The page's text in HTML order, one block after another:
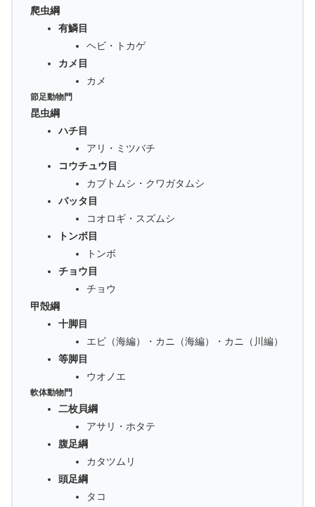
爬虫綱
有鱗目
ヘビ・トカゲ
カメ目
カメ
節足動物門
昆虫綱
ハチ目
アリ・ミツバチ
コウチュウ目
カブトムシ・クワガタムシ
バッタ目
コオロギ・スズムシ
トンボ目
トンボ
チョウ目
チョウ
甲殻綱
十脚目
エビ（海編）・カニ（海編）・カニ（川編）
等脚目
ウオノエ
軟体動物門
二枚貝綱
アサリ・ホタテ
腹足綱
カタツムリ
頭足綱
タコ